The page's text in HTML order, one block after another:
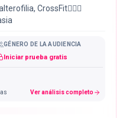
CrossFit🏋🏻‍♀️
GÉNERO DE LA AUDIENCIA
Iniciar prueba gratis
Ver análisis completo